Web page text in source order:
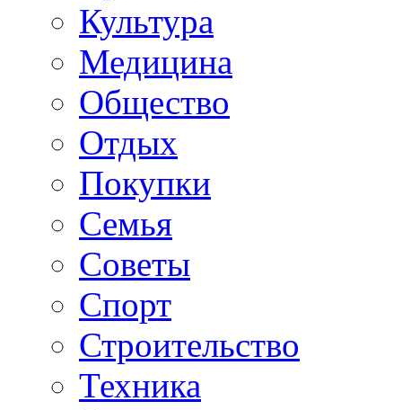
Культура
Медицина
Общество
Отдых
Покупки
Семья
Советы
Спорт
Строительство
Техника